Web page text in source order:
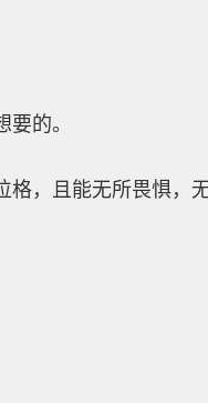
的。
，且能无所畏惧，